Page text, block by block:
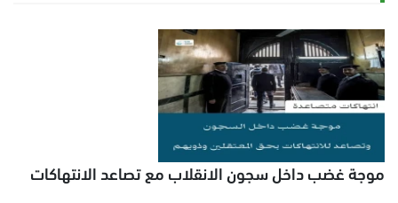
موجة غضب داخل سجون الانقلاب مع تصاعد الانتهاكات